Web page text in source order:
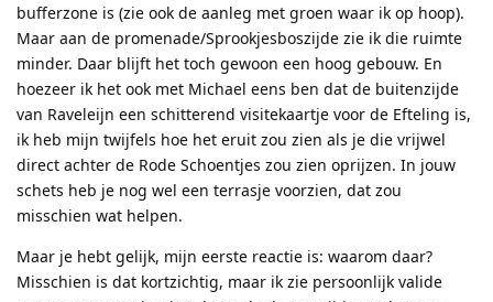
bufferzone is (zie ook de aanleg met groen waar ik op hoop).
Maar aan de promenade/Sprookjesboszijde zie ik die ruimte
minder. Daar blijft het toch gewoon een hoog gebouw. En
hoezeer ik het ook met Michael eens ben dat de buitenzijde
van Raveleijn een schitterend visitekaartje voor de Efteling is,
ik heb mijn twijfels hoe het eruit zou zien als je die vrijwel
direct achter de Rode Schoentjes zou zien oprijzen. In jouw
schets heb je nog wel een terrasje voorzien, dat zou
misschien wat helpen.
Maar je hebt gelijk, mijn eerste reactie is: waarom daar?
Misschien is dat kortzichtig, maar ik zie persoonlijk valide